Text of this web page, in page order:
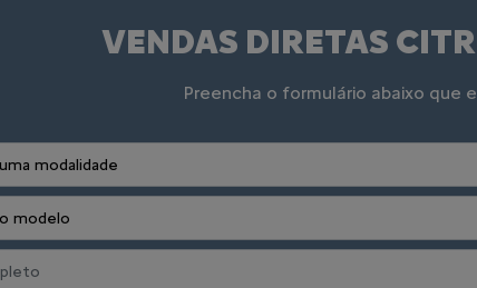
VENDAS DIRETAS
Preencha o formulário abaixo que